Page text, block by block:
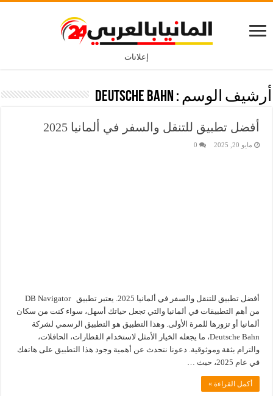
إعلانات
أرشيف الوسم : Deutsche Bahn
أفضل تطبيق للتنقل والسفر في ألمانيا 2025
مايو 20, 2025 0
أفضل تطبيق للتنقل والسفر في ألمانيا 2025. يعتبر تطبيق DB Navigator
من أهم التطبيقات في ألمانيا والتي تجعل حياتك أسهل، سواء كنت من سكان
ألمانيا أو تزورها للمرة الأولى. وهذا التطبيق هو التطبيق الرسمي لشركة
Deutsche Bahn، ما يجعله الخيار الأمثل لاستخدام القطارات، الحافلات،
والترام بثقة وموثوقية. دعونا نتحدث عن أهمية وجود هذا التطبيق على هاتفك
في عام 2025، حيث …
أكمل القراءة »